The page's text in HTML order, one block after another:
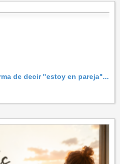
de decir "estoy en pareja"...